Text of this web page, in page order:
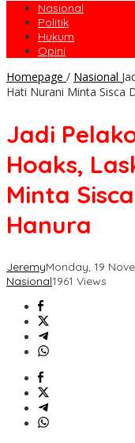
Nasional
Politik
Hukum
Opini
Homepage / Nasional
Hati Nurani Minta Sisca
Jadi
Hoaks,
Minta
Hanura
JeremyMonday, 19
Nasional1961 Views